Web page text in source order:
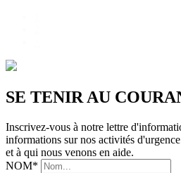
SE TENIR AU
Inscrivez-vous à notre lettre
informations sur nos activités
et à qui nous venons en aide.
NOM*